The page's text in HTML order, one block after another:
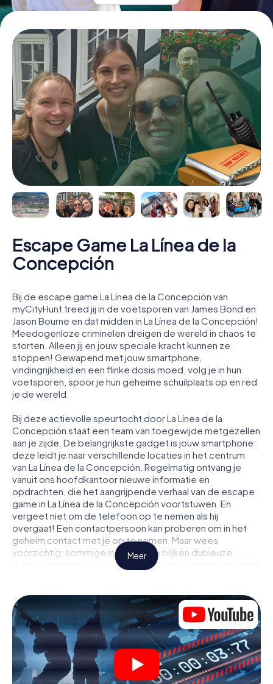
Escape Game La Línea de la
Concepción
Bij de escape game La Línea de la Concepción van
myCityHunt treed jij in de voetsporen van James Bond en
Jason Bourne en dat midden in La Línea de la Concepción!
Meedogenloze criminelen dreigen de wereld in chaos te
storten. Alleen jij en jouw speciale kracht kunnen ze
stoppen! Gewapend met jouw smartphone,
vindingrijkheid en een flinke dosis moed, volg je in hun
voetsporen, spoor je hun geheime schuilplaats op en red
je de wereld.
Bij deze actievolle speurtocht door La Línea de la
Concepción staat een team van toegewijde metgezellen
aan je zijde. De belangrijkste gadget is jouw smartphone:
deze leidt je naar verschillende locaties in het centrum
van La Línea de la Concepción. Regelmatig ontvang je
vanuit ons hoofdkantoor nieuwe informatie en
opdrachten, die het aangrijpende verhaal van de escape
game in La Línea de la Concepción voortstuwen. En
vergeet niet om de telefoon op te nemen als hij
overgaat! Een contactpersoon kan proberen om in het
geheim contact met je op te nemen. Maar wees
voorzichtig: sommige informanten blijken dubieuze
dubbelagenten te zijn en een deel van de informatie blijkt
Anders dan in een klassieke escaperoom in La Línea de la
Concepción zit je niet opgesloten in een kamer waaruit je
jezelf binnen een bepaald tijdvenster moet bevrijden.
Met deze speurtocht met een smartphone wordt heel La
Línea de la Concepción jouw speelveld! De technische
voorwaarden voor jouw avontuur in La Línea de la
Meer